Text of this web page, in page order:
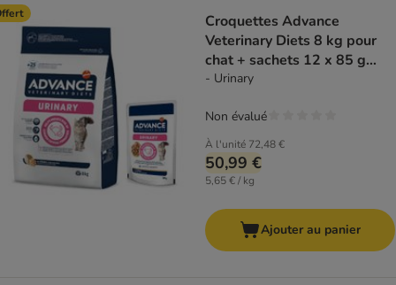
Croquettes Advance
Veterinary Diets 8 kg pour
chat + sachets 12 x 85 g
offerts !
- Urinary
À l'unité 72,48 €
50,99 €
5,65 € / kg
Non évalué
Ajouter au panier